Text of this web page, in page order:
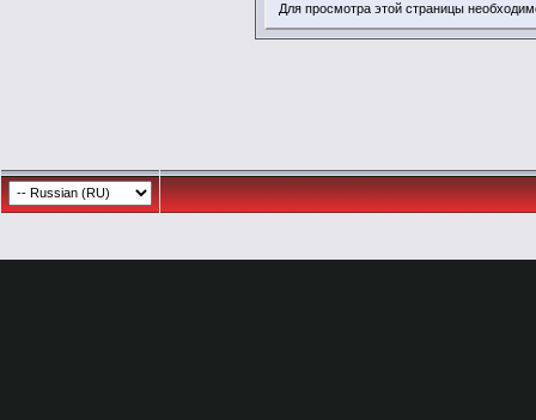
Для просмотра этой страницы